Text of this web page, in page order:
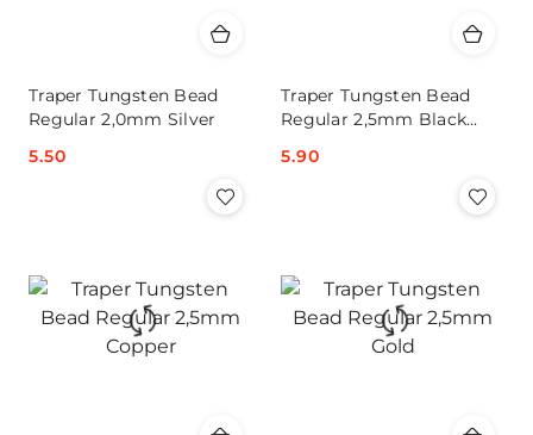
Traper Tungsten Bead
Regular 2,0mm Silver
Cena:
5.50
Traper Tungsten Bead
Regular 2,5mm Black
Cena:
5.90